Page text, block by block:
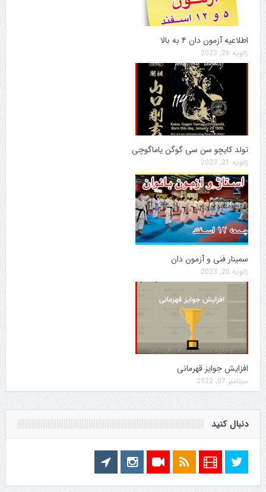
اطلاعیه آزمون دان ۴ به بالا
ژانویه 26, 2023
تولد کایچو سن سی گوگن یاماگوچی
ژانویه 21, 2023
سمینار فنی و آزمون دان
ژانویه 20, 2023
افزایش جوایز قهرمانی
سپتامبر 07, 2022
دنبال کنید